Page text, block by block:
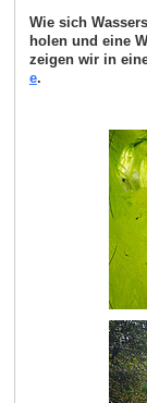
Wie sich
holen und eine
zeigen wir in
e.